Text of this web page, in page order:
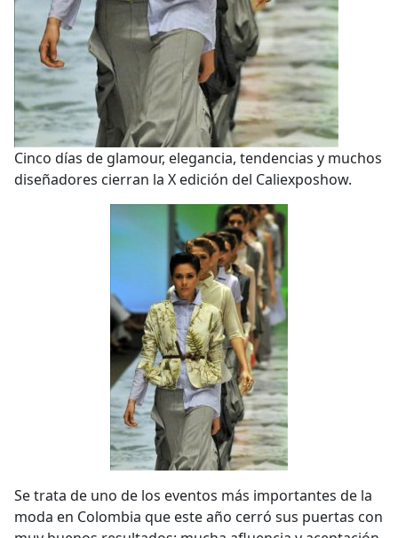
Cinco días de glamour, elegancia, tendencias y muchos
diseñadores cierran la X edición del Caliexposhow.
Se trata de uno de los eventos más importantes de la
moda en Colombia que este año cerró sus puertas con